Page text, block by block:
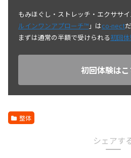
もみほぐし・ストレッチ・エクササ
ルインワンアプローチ™ 」はco-nect
まずは通常の半額で受けられる初回
初回体験は
整体
シェアす